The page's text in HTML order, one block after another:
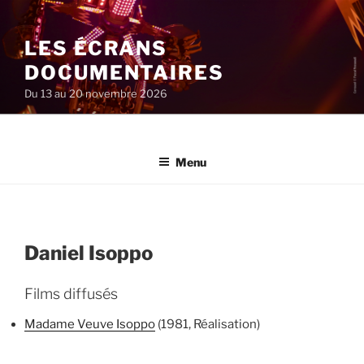
au
contenu
principal
LES ÉCRANS
DOCUMENTAIRES
Du 13 au 20 novembre 2026
Menu
Daniel Isoppo
Films diffusés
Madame Veuve Isoppo (1981, Réalisation)